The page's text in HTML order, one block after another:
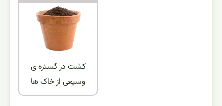
کشت در گستره ی
وسیعی از خاک ها